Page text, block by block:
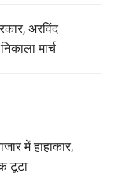
अरविंद
मार्च
में हाहाकार,
टूटा